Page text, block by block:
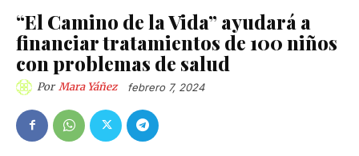
“El Camino de la Vida” ayudará a
financiar tratamientos de 100 niños
con problemas de salud
Por Mara Yáñez febrero 7, 2024